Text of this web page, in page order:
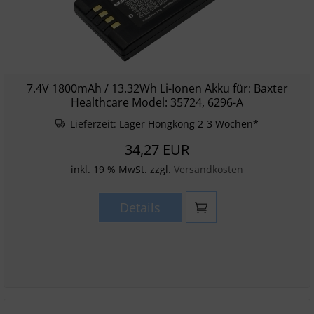
7.4V 1800mAh / 13.32Wh Li-Ionen Akku für: Baxter
Healthcare Model: 35724, 6296-A
Lieferzeit: Lager Hongkong 2-3 Wochen*
34,27 EUR
inkl. 19 % MwSt. zzgl. Versandkosten
Details